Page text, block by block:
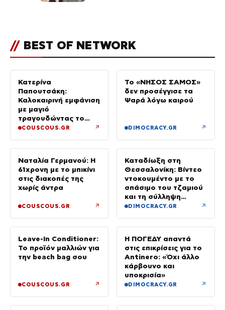
// BEST OF NETWORK
Κατερίνα
Παπουτσάκη:
Καλοκαιρινή εμφάνιση
με μαγιό
τραγουδώντας το
«Καλοκαιρινά
COUSCOUS.GR ↗
Το «ΝΗΣΟΣ ΣΑΜΟΣ»
δεν προσέγγισε τα
Ψαρά λόγω καιρού
DIMOCRACY.GR ↗
Ναταλία Γερμανού: Η
61χρονη με το μπικίνι
στις διακοπές της
χωρίς άντρα
COUSCOUS.GR ↗
Καταδίωξη στη
Θεσσαλονίκη: Βίντεο
ντοκουμέντο με το
σπάσιμο του τζαμιού
και τη σύλληψη
37χρονου με
DIMOCRACY.GR ↗
Leave-In Conditioner:
Το προϊόν μαλλιών για
την beach bag σου
COUSCOUS.GR ↗
Η ΠΟΓΕΔΥ απαντά
στις επικρίσεις για το
Antinero: «Όχι άλλο
κάρβουνο και
υποκρισία»
DIMOCRACY.GR ↗